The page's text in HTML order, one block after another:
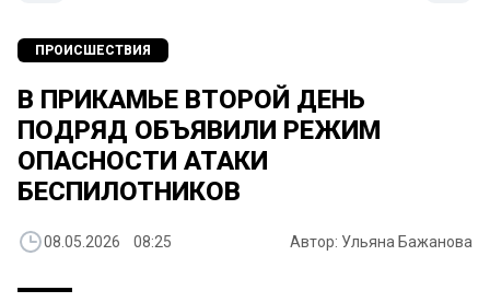
ПРОИСШЕСТВИЯ
В ПРИКАМЬЕ ВТОРОЙ ДЕНЬ
ПОДРЯД ОБЪЯВИЛИ РЕЖИМ
ОПАСНОСТИ АТАКИ
БЕСПИЛОТНИКОВ
08.05.2026 08:25 Автор: Ульяна Бажанова